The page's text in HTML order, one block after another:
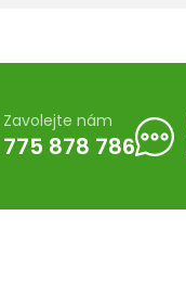
Zavolejte nám
775 878 786